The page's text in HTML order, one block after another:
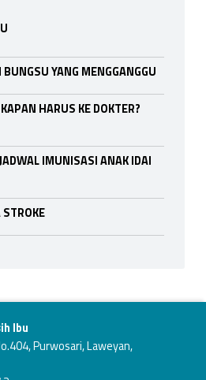
YANG MENGGANGGU
HARUS KE DOKTER?
IMUNISASI ANAK IDAI
STROKE
Ibu
Purwosari, Laweyan,